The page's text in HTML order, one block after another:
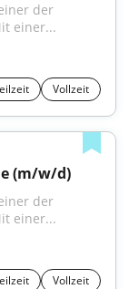
der
einer...
Vollzeit
(m/w/d)
der
einer...
Vollzeit